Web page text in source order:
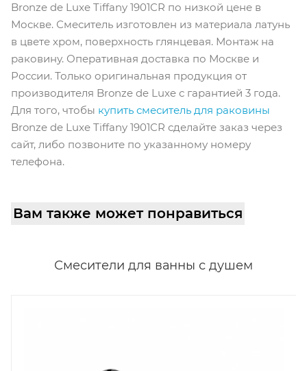
Bronze de Luxe Tiffany 1901CR по низкой цене в
Москве. Смеситель изготовлен из материала латунь
в цвете хром, поверхность глянцевая. Монтаж на
раковину. Оперативная доставка по Москве и
России. Только оригинальная продукция от
производителя Bronze de Luxe с гарантией 3 года.
Для того, чтобы купить смеситель для раковины
Bronze de Luxe Tiffany 1901CR сделайте заказ через
сайт, либо позвоните по указанному номеру
телефона.
Вам также может понравиться
Смесители для ванны с душем